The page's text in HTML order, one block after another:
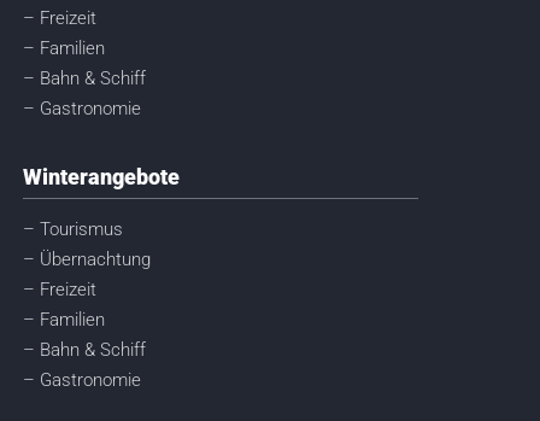
– Freizeit
– Familien
– Bahn & Schiff
– Gastronomie
Winterangebote
– Tourismus
– Übernachtung
– Freizeit
– Familien
– Bahn & Schiff
– Gastronomie